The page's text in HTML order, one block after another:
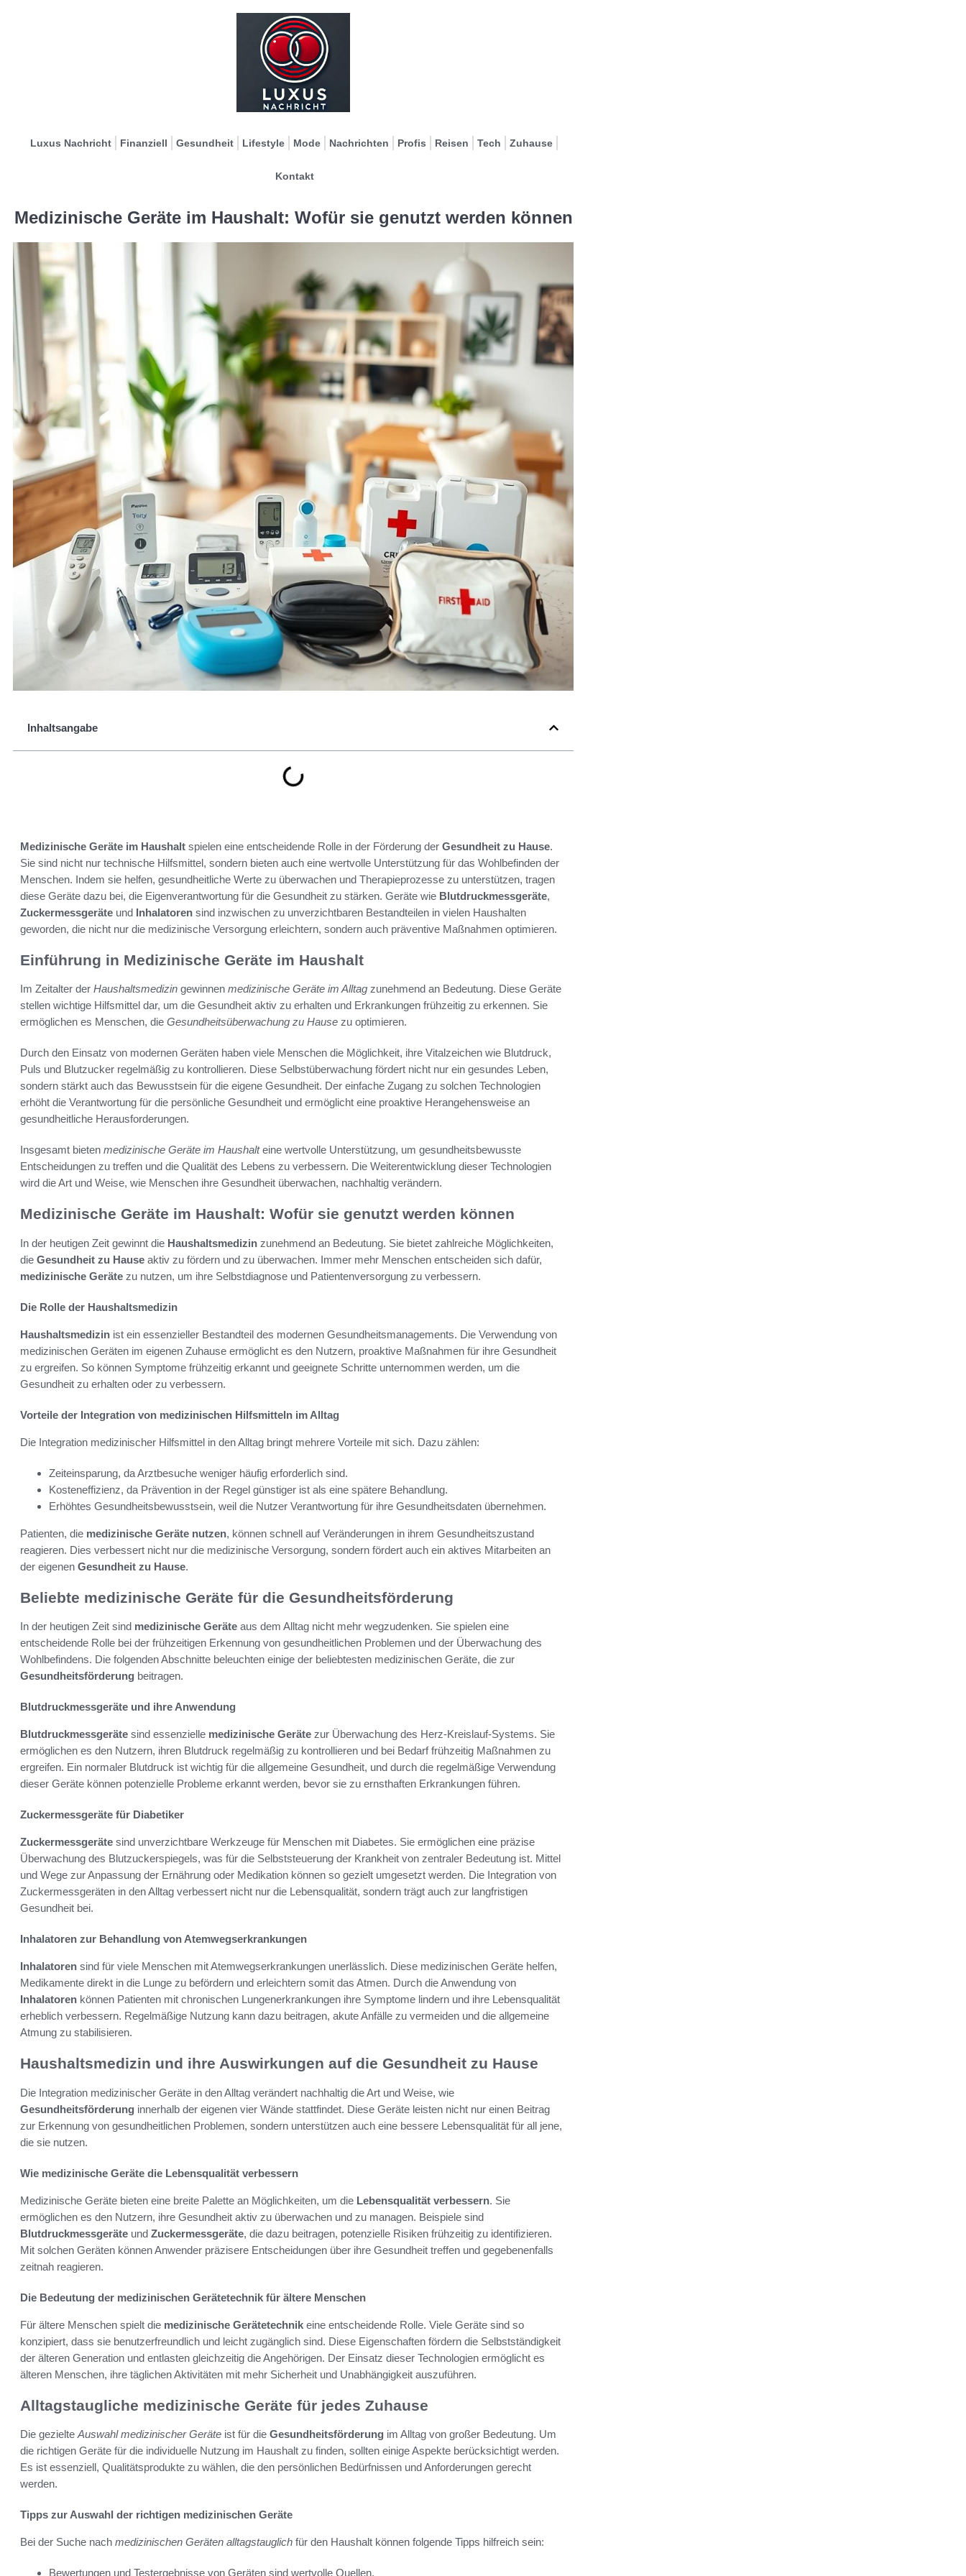
Luxus Nachricht Finanziell Gesundheit Lifestyle Mode Nachrichten Profis Reisen Tech Zuhause
Kontakt
Medizinische Geräte im Haushalt: Wofür sie genutzt werden können
Inhaltsangabe
Medizinische Geräte im Haushalt spielen eine entscheidende Rolle in der Förderung der Gesundheit zu Hause.
Sie sind nicht nur technische Hilfsmittel, sondern bieten auch eine wertvolle Unterstützung für das Wohlbefinden der
Menschen. Indem sie helfen, gesundheitliche Werte zu überwachen und Therapieprozesse zu unterstützen, tragen
diese Geräte dazu bei, die Eigenverantwortung für die Gesundheit zu stärken. Geräte wie Blutdruckmessgeräte,
Zuckermessgeräte und Inhalatoren sind inzwischen zu unverzichtbaren Bestandteilen in vielen Haushalten
geworden, die nicht nur die medizinische Versorgung erleichtern, sondern auch präventive Maßnahmen optimieren.
Einführung in Medizinische Geräte im Haushalt
Im Zeitalter der Haushaltsmedizin gewinnen medizinische Geräte im Alltag zunehmend an Bedeutung. Diese Geräte
stellen wichtige Hilfsmittel dar, um die Gesundheit aktiv zu erhalten und Erkrankungen frühzeitig zu erkennen. Sie
ermöglichen es Menschen, die Gesundheitsüberwachung zu Hause zu optimieren.
Durch den Einsatz von modernen Geräten haben viele Menschen die Möglichkeit, ihre Vitalzeichen wie Blutdruck,
Puls und Blutzucker regelmäßig zu kontrollieren. Diese Selbstüberwachung fördert nicht nur ein gesundes Leben,
sondern stärkt auch das Bewusstsein für die eigene Gesundheit. Der einfache Zugang zu solchen Technologien
erhöht die Verantwortung für die persönliche Gesundheit und ermöglicht eine proaktive Herangehensweise an
gesundheitliche Herausforderungen.
Insgesamt bieten medizinische Geräte im Haushalteine wertvolle Unterstützung, um gesundheitsbewusste
Entscheidungen zu treffen und die Qualität des Lebens zu verbessern. Die Weiterentwicklung dieser Technologien
wird die Art und Weise, wie Menschen ihre Gesundheit überwachen, nachhaltig verändern.
Medizinische Geräte im Haushalt: Wofür sie genutzt werden können
In der heutigen Zeit gewinnt die Haushaltsmedizin zunehmend an Bedeutung. Sie bietet zahlreiche Möglichkeiten,
die Gesundheit zu Hause aktiv zu fördern und zu überwachen. Immer mehr Menschen entscheiden sich dafür,
medizinische Geräte zu nutzen, um ihre Selbstdiagnose und Patientenversorgung zu verbessern.
Die Rolle der Haushaltsmedizin
Haushaltsmedizin ist ein essenzieller Bestandteil des modernen Gesundheitsmanagements. Die Verwendung von
medizinischen Geräten im eigenen Zuhause ermöglicht es den Nutzern, proaktive Maßnahmen für ihre Gesundheit
zu ergreifen. So können Symptome frühzeitig erkannt und geeignete Schritte unternommen werden, um die
Gesundheit zu erhalten oder zu verbessern.
Vorteile der Integration von medizinischen Hilfsmitteln im Alltag
Die Integration medizinischer Hilfsmittel in den Alltag bringt mehrere Vorteile mit sich. Dazu zählen:
Zeiteinsparung, da Arztbesuche weniger häufig erforderlich sind.
Kosteneffizienz, da Prävention in der Regel günstiger ist als eine spätere Behandlung.
Erhöhtes Gesundheitsbewusstsein, weil die Nutzer Verantwortung für ihre Gesundheitsdaten übernehmen.
Patienten, die medizinische Geräte nutzen, können schnell auf Veränderungen in ihrem Gesundheitszustand
reagieren. Dies verbessert nicht nur die medizinische Versorgung, sondern fördert auch ein aktives Mitarbeiten an
der eigenen Gesundheit zu Hause.
Beliebte medizinische Geräte für die Gesundheitsförderung
In der heutigen Zeit sind medizinische Geräte aus dem Alltag nicht mehr wegzudenken. Sie spielen eine
entscheidende Rolle bei der frühzeitigen Erkennung von gesundheitlichen Problemen und der Überwachung des
Wohlbefindens. Die folgenden Abschnitte beleuchten einige der beliebtesten medizinischen Geräte, die zur
Gesundheitsförderung beitragen.
Blutdruckmessgeräte und ihre Anwendung
Blutdruckmessgeräte sind essenzielle medizinische Geräte zur Überwachung des Herz-Kreislauf-Systems. Sie
ermöglichen es den Nutzern, ihren Blutdruck regelmäßig zu kontrollieren und bei Bedarf frühzeitig Maßnahmen zu
ergreifen. Ein normaler Blutdruck ist wichtig für die allgemeine Gesundheit, und durch die regelmäßige Verwendung
dieser Geräte können potenzielle Probleme erkannt werden, bevor sie zu ernsthaften Erkrankungen führen.
Zuckermessgeräte für Diabetiker
Zuckermessgeräte sind unverzichtbare Werkzeuge für Menschen mit Diabetes. Sie ermöglichen eine präzise
Überwachung des Blutzuckerspiegels, was für die Selbststeuerung der Krankheit von zentraler Bedeutung ist. Mittel
und Wege zur Anpassung der Ernährung oder Medikation können so gezielt umgesetzt werden. Die Integration von
Zuckermessgeräten in den Alltag verbessert nicht nur die Lebensqualität, sondern trägt auch zur langfristigen
Gesundheit bei.
Inhalatoren zur Behandlung von Atemwegserkrankungen
Inhalatoren sind für viele Menschen mit Atemwegserkrankungen unerlässlich. Diese medizinischen Geräte helfen,
Medikamente direkt in die Lunge zu befördern und erleichtern somit das Atmen. Durch die Anwendung von
Inhalatoren können Patienten mit chronischen Lungenerkrankungen ihre Symptome lindern und ihre Lebensqualität
erheblich verbessern. Regelmäßige Nutzung kann dazu beitragen, akute Anfälle zu vermeiden und die allgemeine
Atmung zu stabilisieren.
Haushaltsmedizin und ihre Auswirkungen auf die Gesundheit zu Hause
Die Integration medizinischer Geräte in den Alltag verändert nachhaltig die Art und Weise, wie
Gesundheitsförderung innerhalb der eigenen vier Wände stattfindet. Diese Geräte leisten nicht nur einen Beitrag
zur Erkennung von gesundheitlichen Problemen, sondern unterstützen auch eine bessere Lebensqualität für all jene,
die sie nutzen.
Wie medizinische Geräte die Lebensqualität verbessern
Medizinische Geräte bieten eine breite Palette an Möglichkeiten, um die Lebensqualität verbessern. Sie
ermöglichen es den Nutzern, ihre Gesundheit aktiv zu überwachen und zu managen. Beispiele sind
Blutdruckmessgeräte und Zuckermessgeräte, die dazu beitragen, potenzielle Risiken frühzeitig zu identifizieren.
Mit solchen Geräten können Anwender präzisere Entscheidungen über ihre Gesundheit treffen und gegebenenfalls
zeitnah reagieren.
Die Bedeutung der medizinischen Gerätetechnik für ältere Menschen
Für ältere Menschen spielt die medizinische Gerätetechnik eine entscheidende Rolle. Viele Geräte sind so
konzipiert, dass sie benutzerfreundlich und leicht zugänglich sind. Diese Eigenschaften fördern die Selbstständigkeit
der älteren Generation und entlasten gleichzeitig die Angehörigen. Der Einsatz dieser Technologien ermöglicht es
älteren Menschen, ihre täglichen Aktivitäten mit mehr Sicherheit und Unabhängigkeit auszuführen.
Alltagstaugliche medizinische Geräte für jedes Zuhause
Die gezielte Auswahl medizinischer Geräte ist für die Gesundheitsförderung im Alltag von großer Bedeutung. Um
die richtigen Geräte für die individuelle Nutzung im Haushalt zu finden, sollten einige Aspekte berücksichtigt werden.
Es ist essenziell, Qualitätsprodukte zu wählen, die den persönlichen Bedürfnissen und Anforderungen gerecht
werden.
Tipps zur Auswahl der richtigen medizinischen Geräte
Bei der Suche nach medizinischen Geräten alltagstauglich für den Haushalt können folgende Tipps hilfreich sein:
Bewertungen und Testergebnisse von Geräten sind wertvolle Quellen.